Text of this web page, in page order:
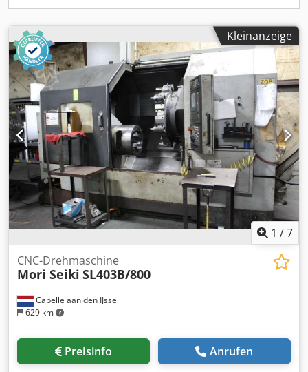
Kleinanzeige
1 /7
Capelle aan den IJssel
629 km
CNC-Drehmaschine
Mori Seiki SL403B/800
Preisinfo Anrufen